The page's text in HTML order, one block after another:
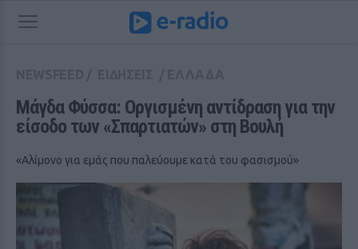
Μάγδα Φύσσα: Οργισμένη αντίδραση για την
είσοδο των «Σπαρτιατών» στη Βουλή
«Αλίμονο για εμάς που παλεύουμε κατά του φασισμού»